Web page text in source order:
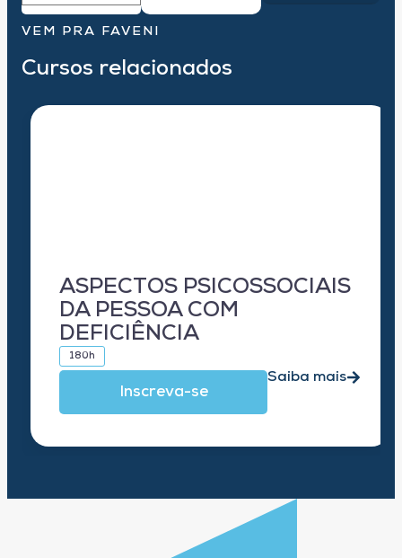
VEM PRA FAVENI
Cursos relacionados
ASPECTOS PSICOSSOCIAIS
DA PESSOA COM
DEFICIÊNCIA
180h
Inscreva-se
Saiba mais